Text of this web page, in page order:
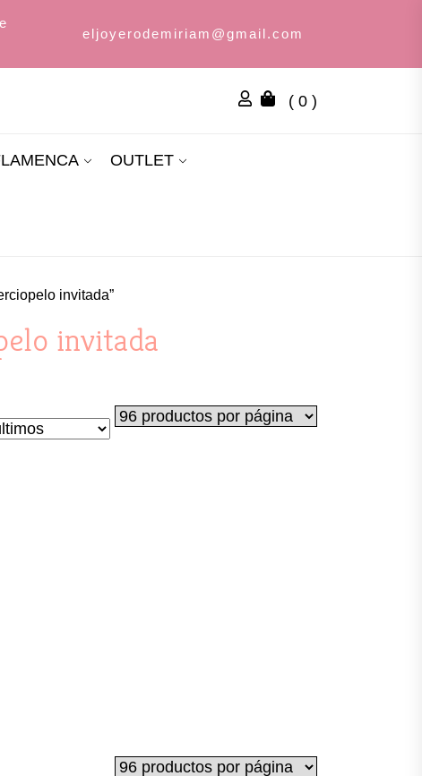
eljoyerodemiriam@gmail.com
( 0 )
OUTLET
invitada”
invitada